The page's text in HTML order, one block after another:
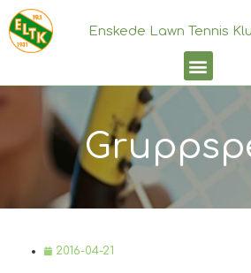
Enskede Lawn Tennis
2016-04-21